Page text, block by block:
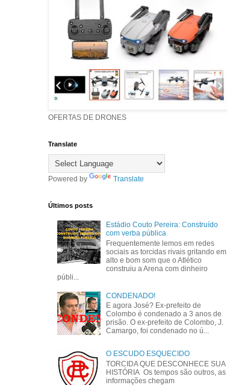
OFERTAS DE DRONES
Translate
Powered by Translate
Últimos posts
Estádio Couto Pereira: Construído
com verba pública
Frequentemente lemos em redes
sociais as torcidas rivais gritando em
alto e bom som que o Atlético
construiu a Arena com dinheiro
públi...
CONDENADO!
E agora José? Ex-prefeito de
Colombo é condenado a 3 anos de
prisão. O ex-prefeito de Colombo, J.
Camargo, foi condenado no ú...
O ESCUDO ESQUECIDO
TORCIDA QUE DESCONHECE SUA
HISTÓRIA Os tempos são outros, as
informações chegam